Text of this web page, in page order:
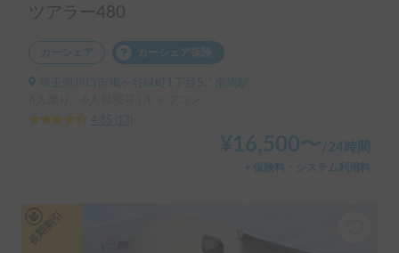
ツアラー480
カーシェア カーシェア保険
埼玉県川口市鳩ヶ谷緑町1丁目5, ' 南鳩駅
4.85
13
¥ 16,500〜 /24時間
＋保険料・システム利用料